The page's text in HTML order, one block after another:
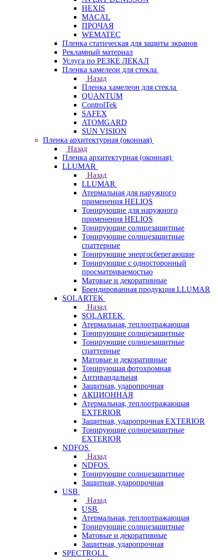
HEXIS
MACAL
ПРОЧАЯ
WEMATEC
Пленка статическая для защиты экранов
Рекламный материал
Услуга по РЕЗКЕ ЛЕКАЛ
Пленка хамелеон для стекла
Назад
Пленка хамелеон для стекла
QUANTUM
ControlTek
SAFEX
ATOMGARD
SUN VISION
Пленка архитектурная (оконная)
Назад
Пленка архитектурная (оконная)
LLUMAR
Назад
LLUMAR
Атермальная для наружного
применения HELIOS
Тонирующие для наружного
применения HELIOS
Тонирующие солнцезащитные
Тонирующие солнцезащитные
спаттерные
Тонирующие энергосберегающие
Тонирующие с односторонный
просматриваемостью
Матовые и декоративные
Брендированная продукция LLUMAR
SOLARTEK
Назад
SOLARTEK
Атермальная, теплоотражающая
Тонирующие солнцезащитные
Тонирующие солнцезащитные
спаттерные
Матовые и декоративные
Тонирующая фотохромная
Антивандальная
Защитная, ударопрочная
АКЦИОННАЯ
Атермальная, теплоотражающая
EXTERIOR
Защитная, ударопрочная EXTERIOR
Тонирующие солнцезащитные
EXTERIOR
NDFOS
Назад
NDFOS
Тонирующие солнцезащитные
Защитная, ударопрочная
USB
Назад
USB
Атермальная, теплоотражающая
Тонирующие солнцезащитные
Матовые и декоративные
Защитная, ударопрочная
SPECTROLL